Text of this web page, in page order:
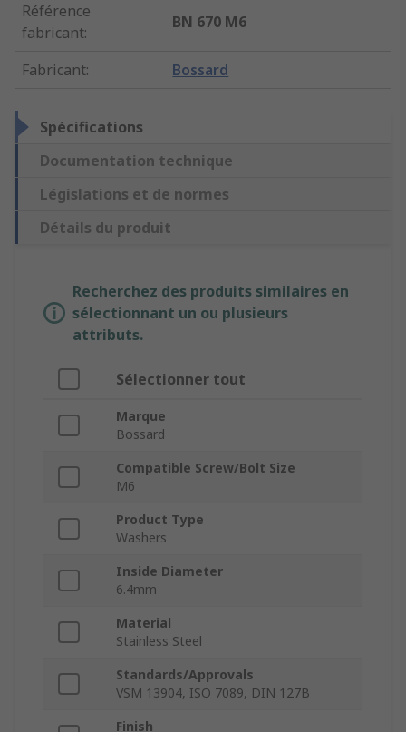
Référence
fabricant:
BN 670 M6
Fabricant: Bossard
Spécifications
Documentation technique
Législations et de normes
Détails du produit
Recherchez des produits similaires en
sélectionnant un ou plusieurs
attributs.
Sélectionner tout
Marque
Bossard
Compatible Screw/Bolt Size
M6
Product Type
Washers
Inside Diameter
6.4mm
Material
Stainless Steel
Standards/Approvals
VSM 13904, ISO 7089, DIN 127B
Finish